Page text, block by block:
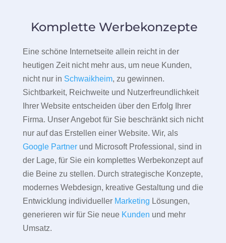
Komplette Werbekonzepte
Eine schöne Internetseite allein reicht in der
heutigen Zeit nicht mehr aus, um neue Kunden,
nicht nur in Schwaikheim, zu gewinnen.
Sichtbarkeit, Reichweite und Nutzerfreundlichkeit
Ihrer Website entscheiden über den Erfolg Ihrer
Firma. Unser Angebot für Sie beschränkt sich nicht
nur auf das Erstellen einer Website. Wir, als
Google Partnerund Microsoft Professional, sind in
der Lage, für Sie ein komplettes Werbekonzept auf
die Beine zu stellen. Durch strategische Konzepte,
modernes Webdesign, kreative Gestaltung und die
Entwicklung individueller Marketing Lösungen,
generieren wir für Sie neue Kunden und mehr
Umsatz.